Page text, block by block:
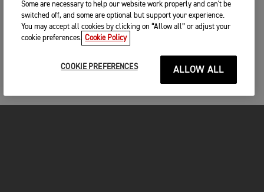
Some are necessary to help our website work properly and can't be
switched off, and some are optional but support your experience.
You may accept all cookies by clicking on “Allow all” or adjust your
cookie preferences. Cookie Policy
COOKIE PREFERENCES ALLOW ALL